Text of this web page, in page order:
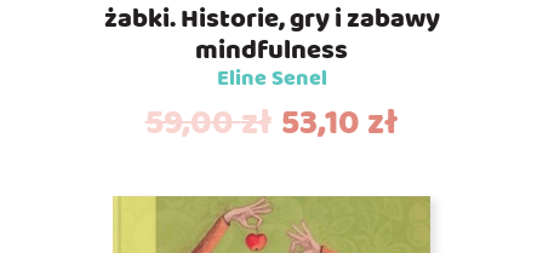
żabki. Historie, gry i zabawy
mindfulness
Eline Senel
59,00zł 53,10zł